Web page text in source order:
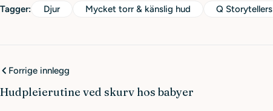
Tagger: Djur Mycket torr & känslig hud Q Storytellers
Forrige innlegg
Hudpleierutine ved skurv hos babyer